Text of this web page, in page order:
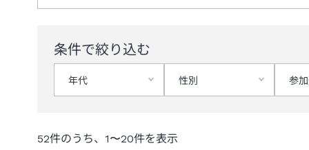
条件で絞り込む
年代 性別 参
52件のうち、 1〜20件を表示